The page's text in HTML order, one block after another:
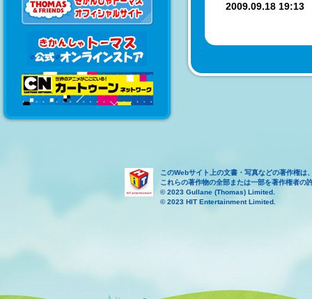
2009.09.18
このWebサイト上の文書・写真などの著作権は
これらの著作物の全部または一部を著作権者の
© 2023 Gullane (Thomas) Limited.
© 2023 HIT Entertainment Limited.